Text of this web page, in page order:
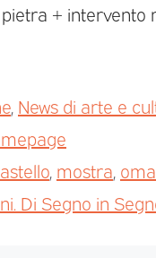
+ intervento
News di arte e
mostra
Di Segno in